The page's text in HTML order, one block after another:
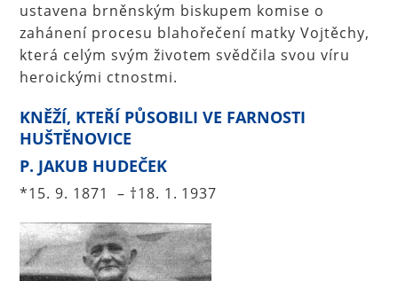
ustavena brněnským biskupem komise o
zahánení procesu blahořečení matky Vojtěchy,
která celým svým životem svědčila svou víru
heroickými ctnostmi.
KNĚŽÍ, KTEŘÍ PŮSOBILI VE FARNOSTI
HUŠTĚNOVICE
P. JAKUB HUDEČEK
*15. 9. 1871 – †18. 1. 1937